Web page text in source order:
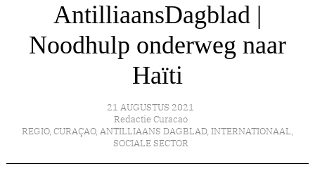
AntilliaansDagblad |
Noodhulp onderweg naar
Haïti
21 AUGUSTUS 2021
Redactie Curacao
REGIO, CURAÇAO, ANTILLIAANS DAGBLAD, INTERNATIONAAL,
SOCIALE SECTOR